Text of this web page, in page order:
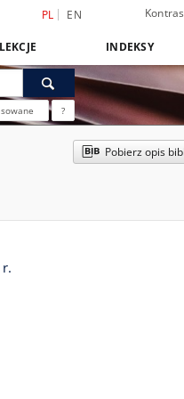
PL EN
INDEKSY
?
Pobierz opis